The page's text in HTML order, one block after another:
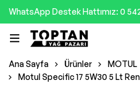
WhatsApp Destek Hattımız: 0 542
Ana Sayfa Ürünler
MOTUL
Motul Specific 17 5W30 5 Lt